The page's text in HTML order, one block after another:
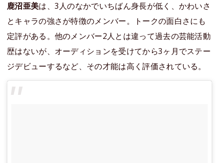
鹿沼亜美は、3人のなかでいちばん身長が低く、かわいさ
とキャラの強さが特徴のメンバー。トークの面白さにも
定評がある。他のメンバー2人とは違って過去の芸能活動
歴はないが、オーディションを受けてから3ヶ月でステー
ジデビューするなど、その才能は高く評価されている。